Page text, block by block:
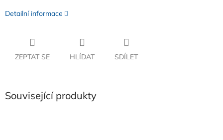
Detailní informace
ZEPTAT SE HLÍDAT SDÍLET
Související produkty